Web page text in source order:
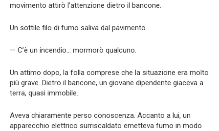
movimento attirò l’attenzione dietro il bancone.
Un sottile filo di fumo saliva dal pavimento.
— C’è un incendio… mormorò qualcuno.
Un attimo dopo, la folla comprese che la situazione era molto
più grave. Dietro il bancone, un giovane dipendente giaceva a
terra, quasi immobile.
Aveva chiaramente perso conoscenza. Accanto a lui, un
apparecchio elettrico surriscaldato emetteva fumo in modo